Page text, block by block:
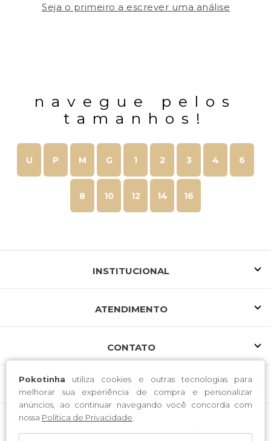
Pokotinha utiliza cookies e outras tecnologias para
melhorar sua experiência de compra e personalizar
anúncios, ao continuar navegando você concorda com
nossa Política de Privacidade
Seja o primeiro a escrever uma análise
navegue pelos
tamanhos!
U P M G 1 2 3 4 6
8 10 12 14 16
INSTITUCIONAL
ATENDIMENTO
CONTATO
SELOS
Pokótinha Confecções / CNPJ: 05.002.177/0001-40